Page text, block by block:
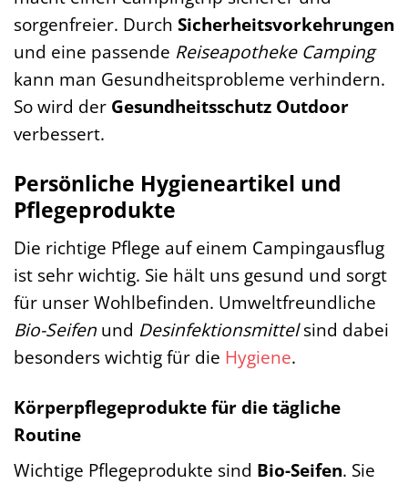
sorgenfreier. Durch Sicherheitsvorkehrungen
und eine passende Reiseapotheke Camping
kann man Gesundheitsprobleme verhindern.
So wird der Gesundheitsschutz Outdoor
verbessert.
Persönliche Hygieneartikel und
Pflegeprodukte
Die richtige Pflege auf einem Campingausflug
ist sehr wichtig. Sie hält uns gesund und sorgt
für unser Wohlbefinden. Umweltfreundliche
Bio-Seifen und Desinfektionsmittelsind dabei
besonders wichtig für die Hygiene.
Körperpflegeprodukte für die tägliche
Routine
Wichtige Pflegeprodukte sind Bio-Seifen. Sie